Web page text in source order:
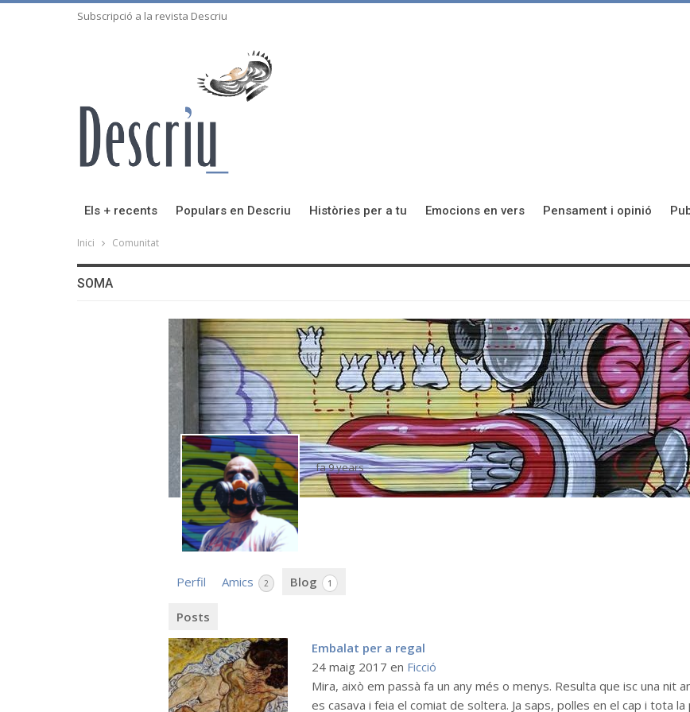
Subscripció a la revista Descriu
Els + recents Populars en Descriu Històries per a tu Emocions en vers Pensament i opinió
Inici Comunitat
SOMA
fa 9 years
Perfil Amics 2 Blog 1
Posts
Embalat per a regal
24 maig 2017 en Ficció
Mira, això em passà fa un any més o menys. Resulta que isc una nit
es casava i feia el comiat de soltera. Ja saps, polles en el cap i tota la